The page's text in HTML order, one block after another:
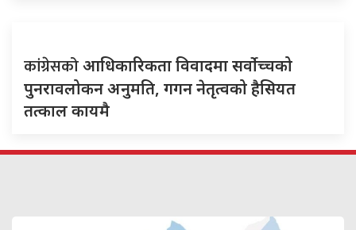
कांग्रेसकोआधिकारिकता विवादमा सर्वोच्चको
पुनरावलोकन अनुमति, गगन नेतृत्वको हैसियत
तत्काल कायमै